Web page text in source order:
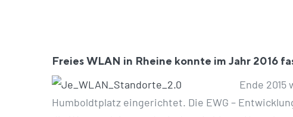
grösseres
Bild
Freies WLAN in Rheine konnte im Jahr 2016
Ende
Humboldtplatz eingerichtet. Die EWG –